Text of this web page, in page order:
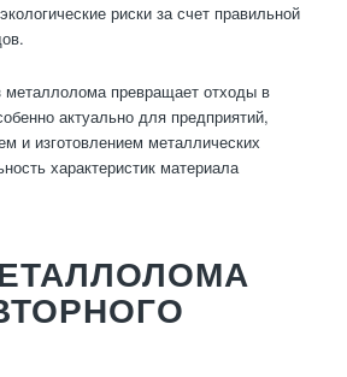
риски за счет правильной
превращает отходы в
актуально для предприятий,
и изготовлением металлических
характеристик материала